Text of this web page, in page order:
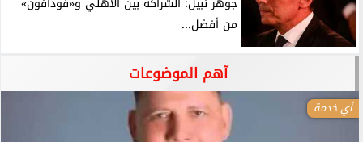
من أفضل...
آهم الموضوعات
أي خدمة